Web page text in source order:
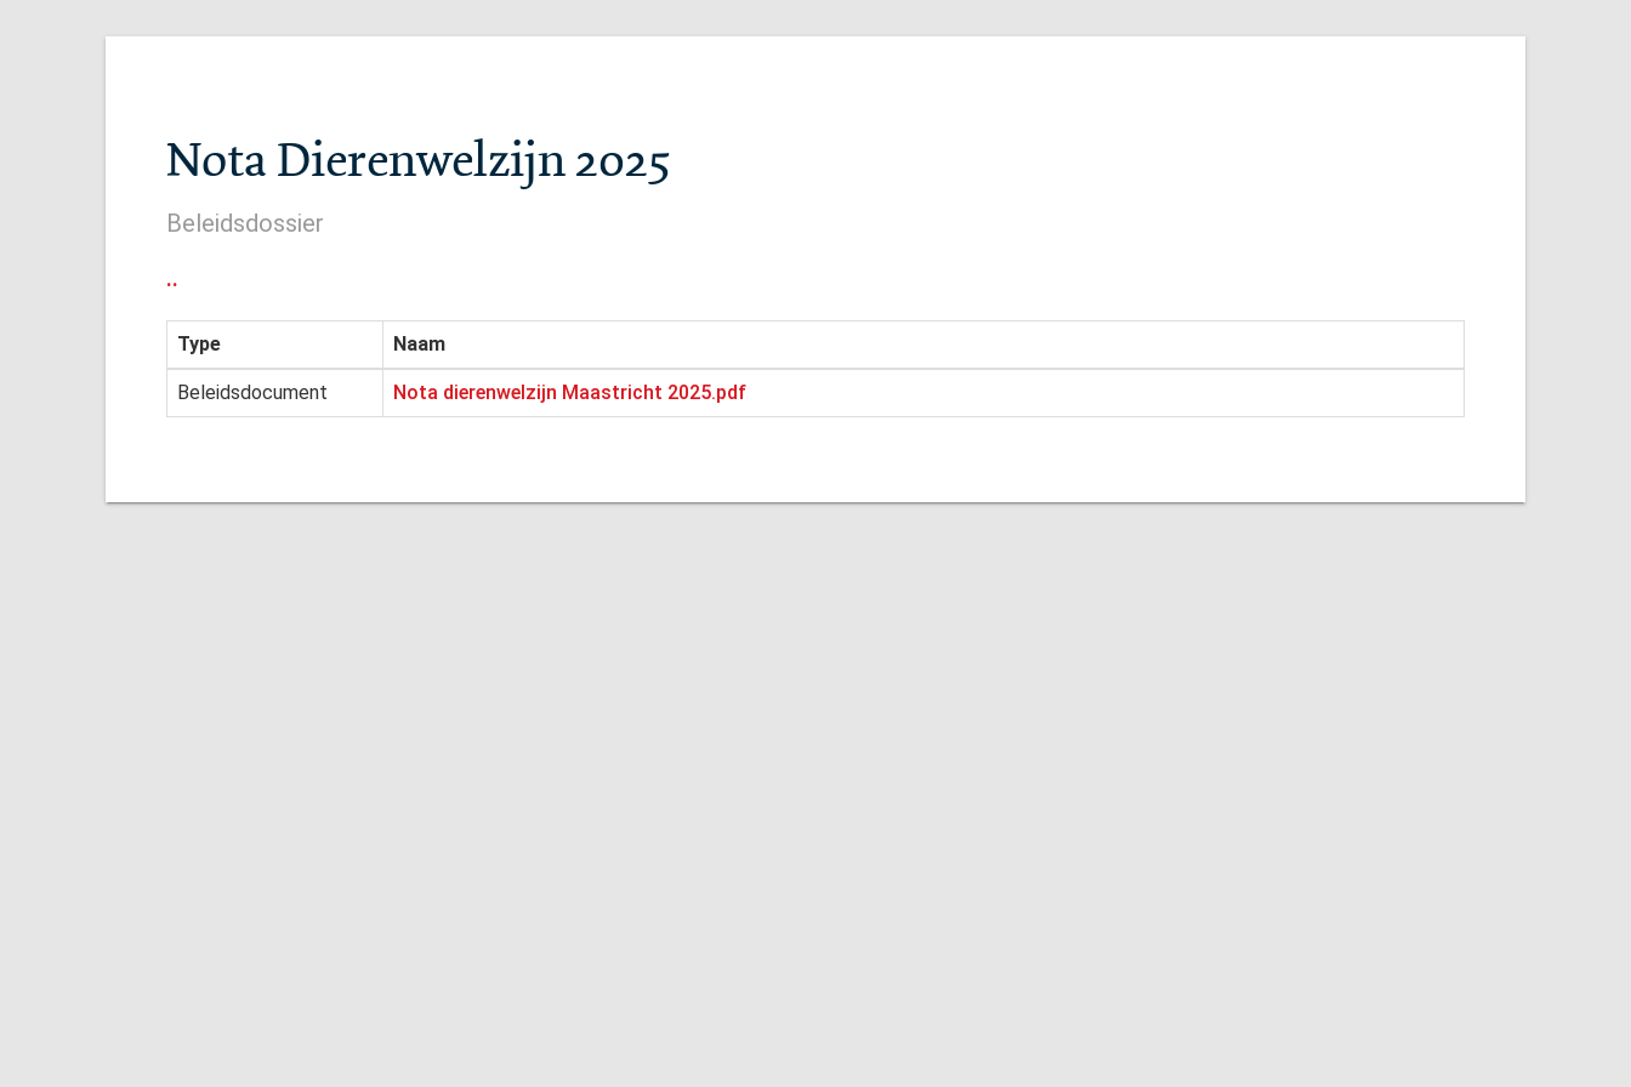
Nota Dierenwelzijn 2025
Beleidsdossier
..
Type Naam
Beleidsdocument Nota dierenwelzijn Maastricht 2025.pdf